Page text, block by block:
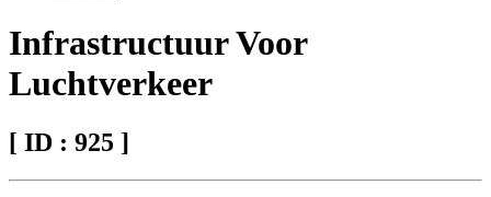
Infrastructuur Voor
Luchtverkeer
[ ID : 925 ]